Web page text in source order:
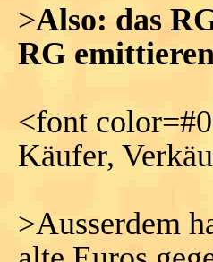
>Also: das
RG
<font
Käufer,
>Ausserdem